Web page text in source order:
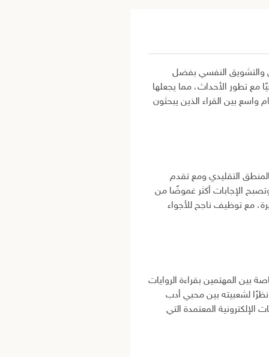
والتشويق النفسي بفضل
مع تطور الأحداث، مما يجعلها
واسع بين القراء الذين يبحثون
التقليدي ومع تقدم
الإجابات أكثر غموضًا من
مع توظيف ناجح للأجواء
بين المهتمين بقراءة الروايات
نظرًا لشعبيته بين محبي أدب
المعتمدة التي